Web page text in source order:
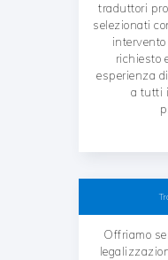
traduttori
selezionati
richiesto
esperienza
a tutti
Offriamo